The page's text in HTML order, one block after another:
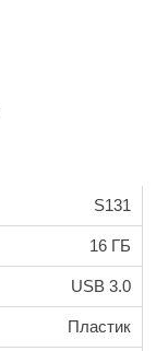
S131
16 ГБ
USB 3.0
Пластик